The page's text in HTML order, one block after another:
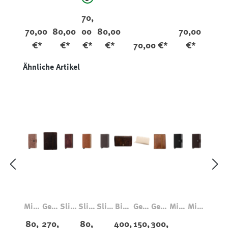
70,00
€*
80,00
€*
schwarz
70,
00
€*
80,00
€*
70,00 €*
70,00
€*
Produktgalerie überspringen
Ähnliche Artikel
Mini
80,
Geld
270,
Slim Slim
80,
Slim Bike
400,
Geld
150,
Geld
300,
Mini Mini